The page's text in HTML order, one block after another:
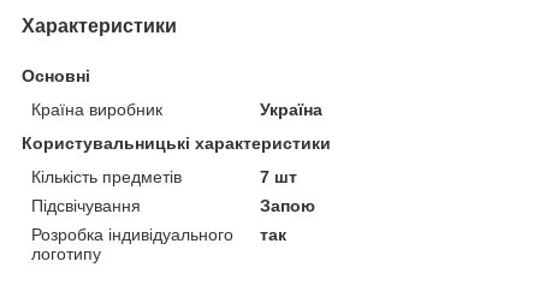
Характеристики
Основні
Країна виробник
Україна
Користувальницькі характеристики
Кількість предметів
7 шт
Підсвічування
Запою
Розробка індивідуального
логотипу
так